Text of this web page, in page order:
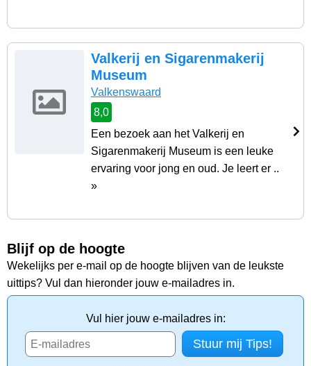
Valkerij en Sigarenmakerij
Museum
Valkenswaard
8,0
Een bezoek aan het Valkerij en
Sigarenmakerij Museum is een leuke
ervaring voor jong en oud. Je leert er ..
»
Blijf op de hoogte
Wekelijks per e-mail op de hoogte blijven van de leukste
uittips? Vul dan hieronder jouw e-mailadres in.
Vul hier jouw e-mailadres in: